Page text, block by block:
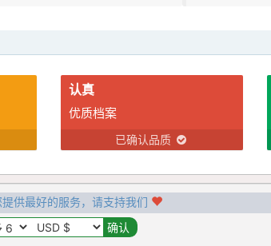
认真
优质档案
已确认品质
供最好的服务，请支持我们